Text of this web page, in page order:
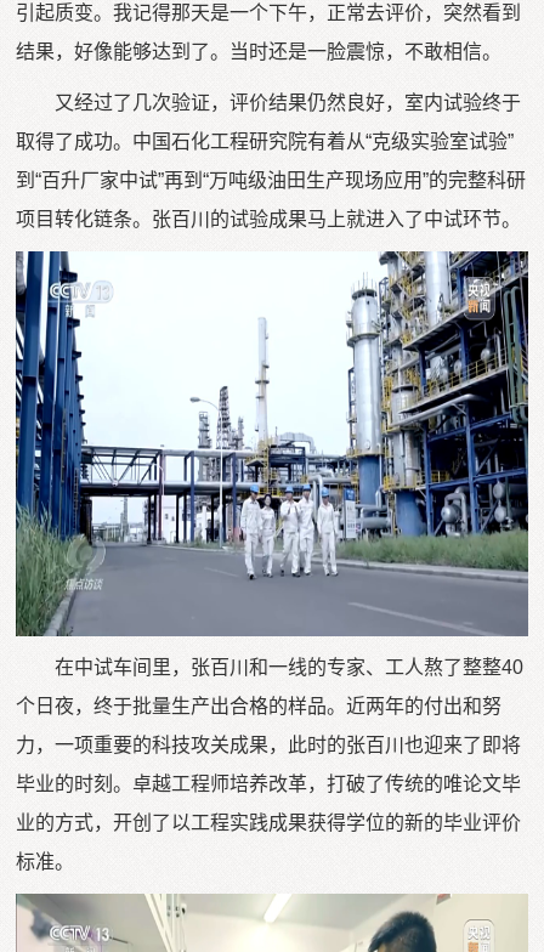
引起质变。我记得那天是一个下午，正常去评价，突然看到
结果，好像能够达到了。当时还是一脸震惊，不敢相信。
又经过了几次验证，评价结果仍然良好，室内试验终于
取得了成功。中国石化工程研究院有着从“克级实验室试验”
到“百升厂家中试”再到“万吨级油田生产现场应用”的完整科研
项目转化链条。张百川的试验成果马上就进入了中试环节。
在中试车间里，张百川和一线的专家、工人熬了整整40
个日夜，终于批量生产出合格的样品。近两年的付出和努
力，一项重要的科技攻关成果，此时的张百川也迎来了即将
毕业的时刻。卓越工程师培养改革，打破了传统的唯论文毕
业的方式，开创了以工程实践成果获得学位的新的毕业评价
标准。